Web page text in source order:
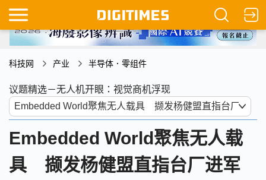
科技网 产业 半导体．零组件
议题精选－无人机开眼：视觉商机浮现
Embedded World聚焦无人载
具 撷发杨健盟直指台厂进军